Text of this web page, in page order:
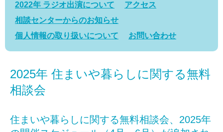
2022年 ラジオ出演について
アクセス
相談センターからのお知らせ
個人情報の取り扱いについて
お問い合わせ
2025年 住まいや暮らしに関する無料
相談会
住まいや暮らしに関する無料相談会、2025年